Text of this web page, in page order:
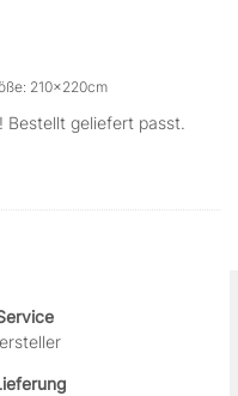
210x220cm
Bestellt geliefert passt.